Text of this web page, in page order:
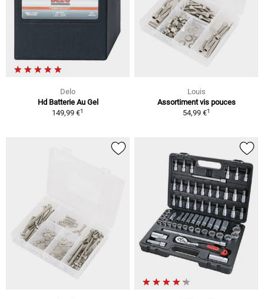
Delo
Hd Batterie Au Gel
149,99 €1
Louis
Assortiment vis pouces
54,99 €1